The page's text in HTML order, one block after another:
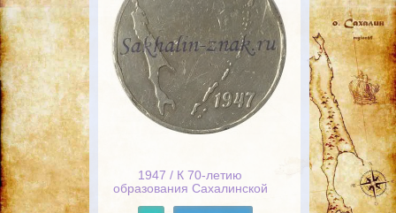
1947 / К 70-летию
образования Сахалинской